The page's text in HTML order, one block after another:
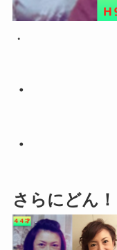
・
・
・
さらにどん！